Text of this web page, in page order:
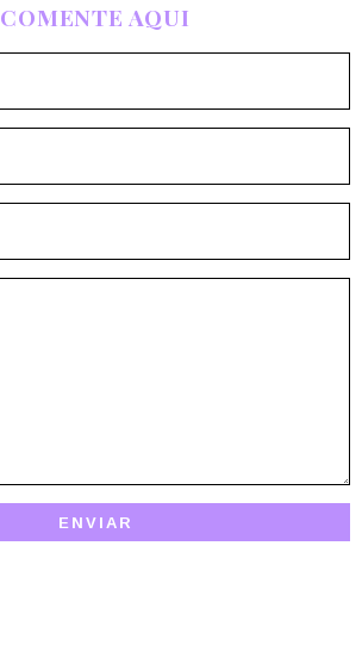
COMENTE AQUI